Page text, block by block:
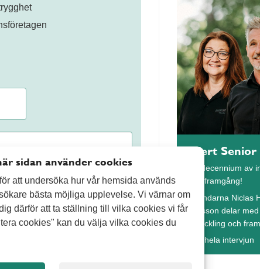
på rätt plats. Vi hjälper
Oavsett om du
upp ett helt nytt team, kan vi
Alert Senior
Ett decennium av
och framgång!
Grundarna Niclas
Ohlsson delar
utveckling och
Läs hela intervjun
sidan använder cookies
att undersöka hur vår hemsida används
bästa möjliga upplevelse. Vi värnar om
därför att ta ställning till vilka cookies vi får
cookies" kan du välja vilka cookies du